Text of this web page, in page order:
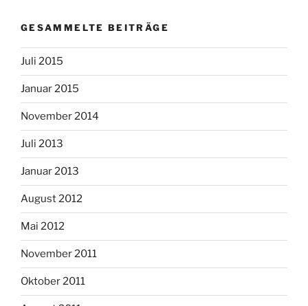
GESAMMELTE BEITRÄGE
Juli 2015
Januar 2015
November 2014
Juli 2013
Januar 2013
August 2012
Mai 2012
November 2011
Oktober 2011